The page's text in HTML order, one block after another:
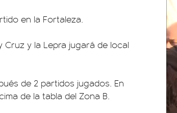
en la Fortaleza.
Cruz y la Lepra jugará de local
de 2 partidos jugados. En
de la tabla del Zona B.